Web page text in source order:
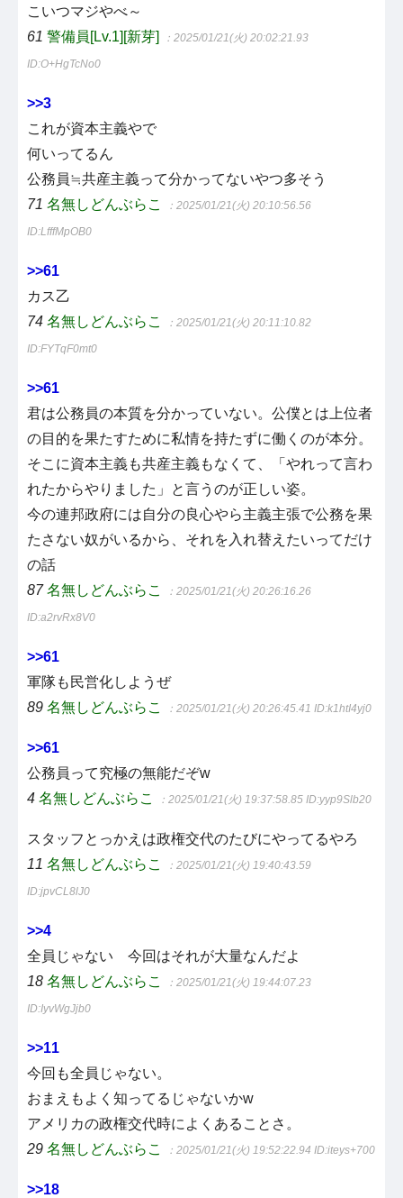
こいつマジやべ～
61 警備員[Lv.1][新芽] ：2025/01/21(火) 20:02:21.93
ID:O+HgTcNo0
>>3
これが資本主義やで
何いってるん
公務員≒共産主義って分かってないやつ多そう
71 名無しどんぶらこ ：2025/01/21(火) 20:10:56.56
ID:LfffMpOB0
>>61
カス乙
74 名無しどんぶらこ ：2025/01/21(火) 20:11:10.82
ID:FYTqF0mt0
>>61
君は公務員の本質を分かっていない。公僕とは上位者
の目的を果たすために私情を持たずに働くのが本分。
そこに資本主義も共産主義もなくて、「やれって言わ
れたからやりました」と言うのが正しい姿。
今の連邦政府には自分の良心やら主義主張で公務を果
たさない奴がいるから、それを入れ替えたいってだけ
の話
87 名無しどんぶらこ ：2025/01/21(火) 20:26:16.26
ID:a2rvRx8V0
>>61
軍隊も民営化しようぜ
89 名無しどんぶらこ ：2025/01/21(火) 20:26:45.41 ID:k1htI4yj0
>>61
公務員って究極の無能だぞw
4 名無しどんぶらこ ：2025/01/21(火) 19:37:58.85 ID:yyp9Slb20
スタッフとっかえは政権交代のたびにやってるやろ
11 名無しどんぶらこ ：2025/01/21(火) 19:40:43.59
ID:jpvCL8lJ0
>>4
全員じゃない 今回はそれが大量なんだよ
18 名無しどんぶらこ ：2025/01/21(火) 19:44:07.23
ID:IyvWgJjb0
>>11
今回も全員じゃない。
おまえもよく知ってるじゃないかw
アメリカの政権交代時によくあることさ。
29 名無しどんぶらこ ：2025/01/21(火) 19:52:22.94 ID:iteys+700
>>18